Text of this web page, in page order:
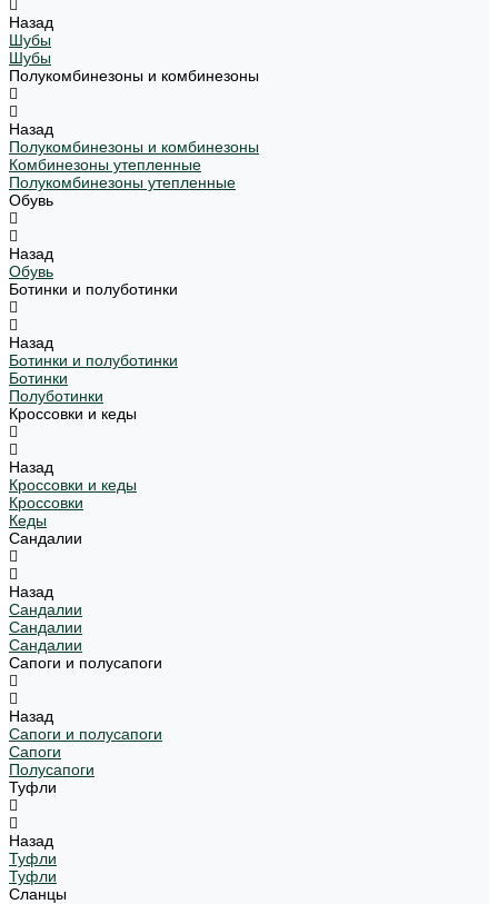
Назад
Шубы
Шубы
Полукомбинезоны и комбинезоны
Назад
Полукомбинезоны и комбинезоны
Комбинезоны утепленные
Полукомбинезоны утепленные
Обувь
Назад
Обувь
Ботинки и полуботинки
Назад
Ботинки и полуботинки
Ботинки
Полуботинки
Кроссовки и кеды
Назад
Кроссовки и кеды
Кроссовки
Кеды
Сандалии
Назад
Сандалии
Сандалии
Сандалии
Сапоги и полусапоги
Назад
Сапоги и полусапоги
Сапоги
Полусапоги
Туфли
Назад
Туфли
Туфли
Сланцы